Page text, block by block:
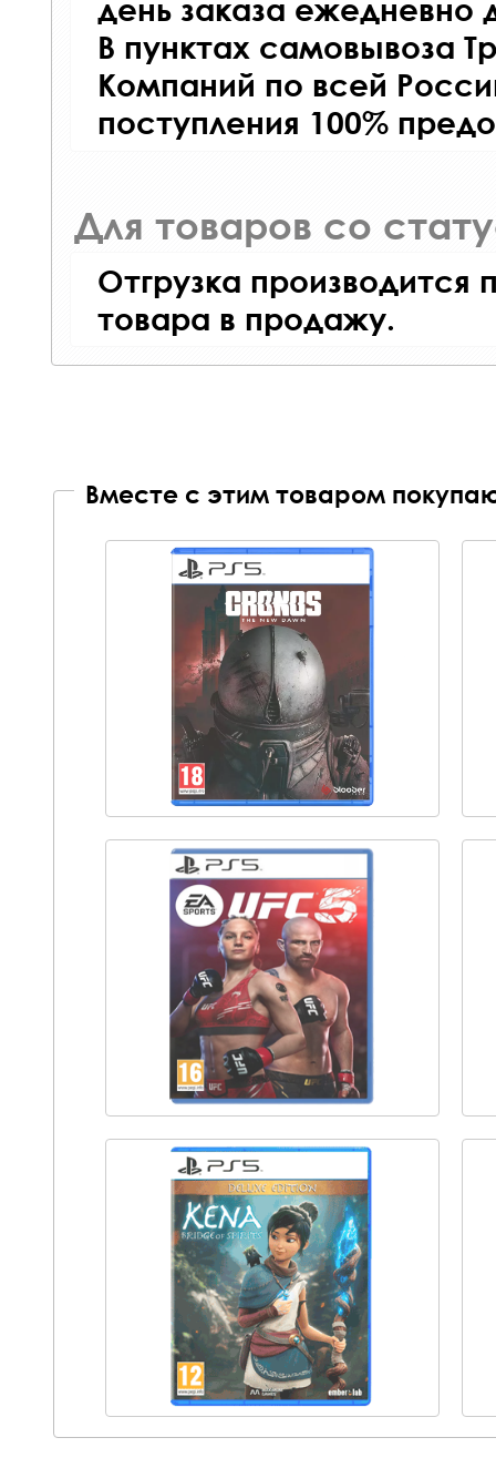
день заказа ежедневно
В пунктах самовывоза
Компаний по всей
поступления 100%
Для товаров со
Отгрузка производится
товара в продажу.
Вместе с этим товаром